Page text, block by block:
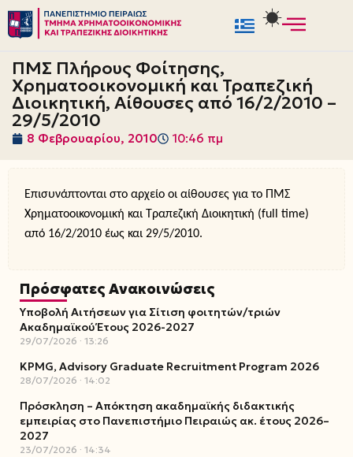
Μεταπηδήστε
στο
περιεχόμενο
ΠΜΣ Πλήρους Φοίτησης,
Χρηματοοικονομική και Τραπεζική
Διοικητική, Αίθουσες από 16/2/2010 –
29/5/2010
8 Φεβρουαρίου, 2010 10:46 πμ
Επισυνάπτονται στο αρχείο οι αίθουσες για το ΠΜΣ
Χρηματοοικονομική και Τραπεζική Διοικητική (full time)
από 16/2/2010 έως και 29/5/2010.
Πρόσφατες Ανακοινώσεις
Υποβολή Αιτήσεων για Σίτιση φοιτητών/τριών
Ακαδημαϊκού Έτους 2026-2027
29/07/2026 13:26
KPMG, Advisory Graduate Recruitment Program 2026
28/07/2026 14:02
Πρόσκληση – Απόκτηση ακαδημαϊκής διδακτικής
εμπειρίας στο Πανεπιστήμιο Πειραιώς ακ. έτους 2026–
2027
23/07/2026 14:34